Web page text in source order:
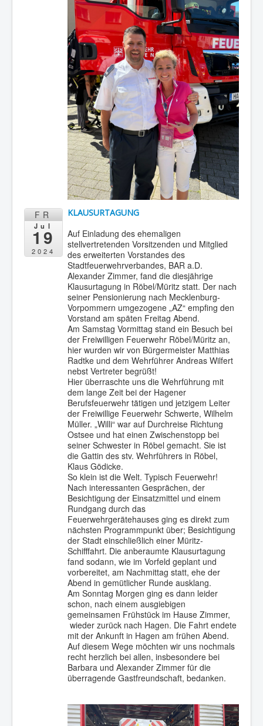
FR
Jul
19
2024
KLAUSURTAGUNG
Auf Einladung des ehemaligen
stellvertretenden Vorsitzenden und Mitglied
des erweiterten Vorstandes des
Stadtfeuerwehrverbandes, BAR a.D.
Alexander Zimmer, fand die diesjährige
Klausurtagung in Röbel/Müritz statt. Der nach
seiner Pensionierung nach Mecklenburg-
Vorpommern umgezogene „AZ“ empfing den
Vorstand am späten Freitag Abend.
Am Samstag Vormittag stand ein Besuch bei
der Freiwilligen Feuerwehr Röbel/Müritz an,
hier wurden wir von Bürgermeister Matthias
Radtke und dem Wehrführer Andreas Wilfert
nebst Vertreter begrüßt!
Hier überraschte uns die Wehrführung mit
dem lange Zeit bei der Hagener
Berufsfeuerwehr tätigen und jetzigem Leiter
der Freiwillige Feuerwehr Schwerte, Wilhelm
Müller. „Willi“ war auf Durchreise Richtung
Ostsee und hat einen Zwischenstopp bei
seiner Schwester in Röbel gemacht. Sie ist
die Gattin des stv. Wehrführers in Röbel,
Klaus Gödicke.
So klein ist die Welt. Typisch Feuerwehr!
Nach interessanten Gesprächen, der
Besichtigung der Einsatzmittel und einem
Rundgang durch das
Feuerwehrgerätehauses ging es direkt zum
nächsten Programmpunkt über; Besichtigung
der Stadt einschließlich einer Müritz-
Schifffahrt. Die anberaumte Klausurtagung
fand sodann, wie im Vorfeld geplant und
vorbereitet, am Nachmittag statt, ehe der
Abend in gemütlicher Runde ausklang.
Am Sonntag Morgen ging es dann leider
schon, nach einem ausgiebigen
gemeinsamen Frühstück im Hause Zimmer,
wieder zurück nach Hagen. Die Fahrt endete
mit der Ankunft in Hagen am frühen Abend.
Auf diesem Wege möchten wir uns nochmals
recht herzlich bei allen, insbesondere bei
Barbara und Alexander Zimmer für die
überragende Gastfreundschaft, bedanken.